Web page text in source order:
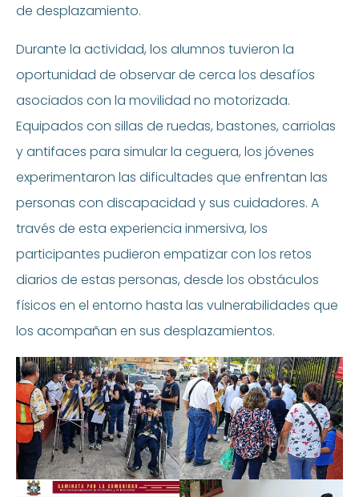
de desplazamiento.
Durante la actividad, los alumnos tuvieron la
oportunidad de observar de cerca los desafíos
asociados con la movilidad no motorizada.
Equipados con sillas de ruedas, bastones, carriolas
y antifaces para simular la ceguera, los jóvenes
experimentaron las dificultades que enfrentan las
personas con discapacidad y sus cuidadores. A
través de esta experiencia inmersiva, los
participantes pudieron empatizar con los retos
diarios de estas personas, desde los obstáculos
físicos en el entorno hasta las vulnerabilidades que
los acompañan en sus desplazamientos.